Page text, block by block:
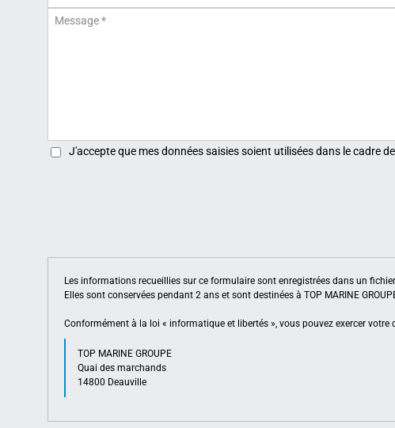
J'accepte que mes données saisies soient utilisées dans le cadre
Les informations recueillies sur ce formulaire sont enregistrées dans un
Elles sont conservées pendant 2 ans et sont destinées à TOP MARINE
Conformément à la loi « informatique et libertés », vous pouvez exercer
TOP MARINE GROUPE
Quai des marchands
14800 Deauville